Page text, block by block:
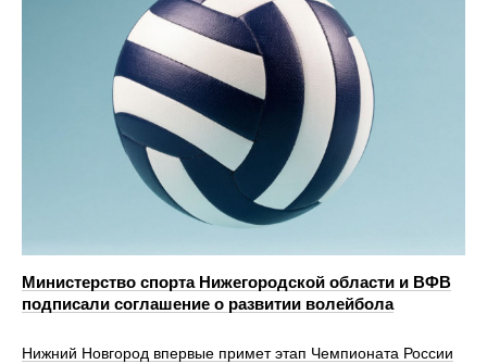
Министерство спорта Нижегородской области и ВФВ
подписали соглашение о развитии волейбола
Нижний Новгород впервые примет этап Чемпионата России